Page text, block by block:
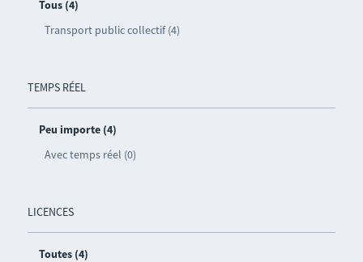
Tous (4)
Transport public collectif (4)
TEMPS RÉEL
Peu importe (4)
Avec temps réel (0)
LICENCES
Toutes (4)